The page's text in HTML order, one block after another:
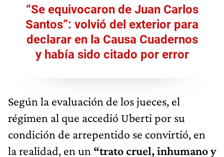
“Se equivocaron de Juan Carlos
Santos”: volvió del exterior para
declarar en la Causa Cuadernos
y había sido citado por error
Según la evaluación de los jueces, el
régimen al que accedió Uberti por su
condición de arrepentido se convirtió, en
la realidad, en un “trato cruel, inhumano y